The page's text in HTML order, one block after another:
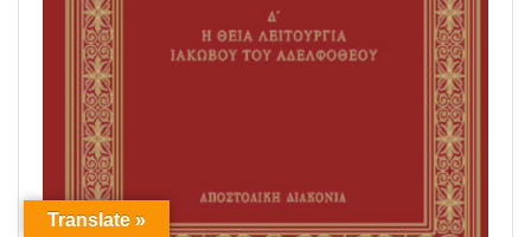
Translate »